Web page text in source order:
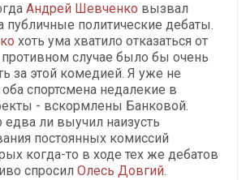
Андрей Шевченко вызвал
публичные политические дебаты.
хоть ума хватило отказаться от
противном случае было бы очень
за этой комедией. Я уже не
спортсмена недалекие в
- вскормлены Банковой.
едва ли выучил наизусть
постоянных комиссий
когда-то в ходе тех же дебатов
спросил Олесь Довгий.